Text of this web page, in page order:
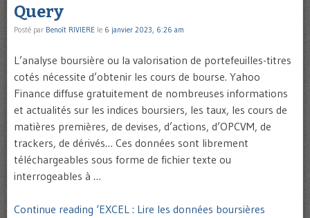
Query
Posté par Benoît RIVIERE le 6 janvier 2023, 6:26 am
L’analyse boursière ou la valorisation de portefeuilles-titres
cotés nécessite d’obtenir les cours de bourse. Yahoo
Finance diffuse gratuitement de nombreuses informations
et actualités sur les indices boursiers, les taux, les cours de
matières premières, de devises, d’actions, d’OPCVM, de
trackers, de dérivés… Ces données sont librement
téléchargeables sous forme de fichier texte ou
interrogeables à …
Continue reading ‘EXCEL : Lire les données boursières